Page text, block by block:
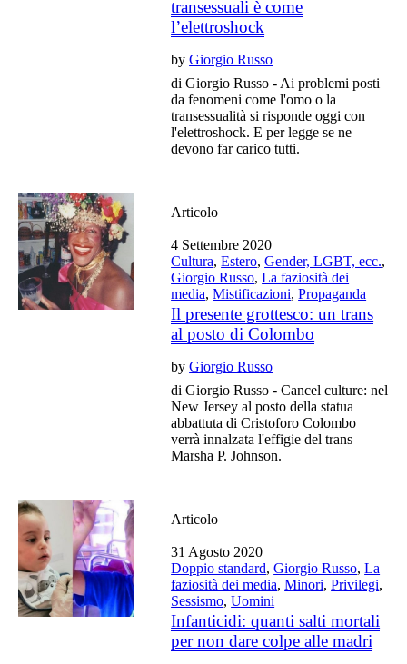
transessuali è come
l’elettroshock
byGiorgio Russo
di Giorgio Russo - Ai problemi posti
da fenomeni come l'omo o la
transessualità si risponde oggi con
l'elettroshock. E per legge se ne
devono far carico tutti.
Articolo
4 Settembre 2020
Cultura,Estero,Gender, LGBT, ecc.,
Giorgio Russo,La faziosità dei
media,Mistificazioni,Propaganda
Il presente grottesco: un trans
al posto di Colombo
byGiorgio Russo
di Giorgio Russo - Cancel culture: nel
New Jersey al posto della statua
abbattuta di Cristoforo Colombo
verrà innalzata l'effigie del trans
Marsha P. Johnson.
Articolo
31 Agosto 2020
Doppio standard,Giorgio Russo,La
faziosità dei media,Minori,Privilegi,
Sessismo,Uomini
Infanticidi: quanti salti mortali
per non dare colpe alle madri